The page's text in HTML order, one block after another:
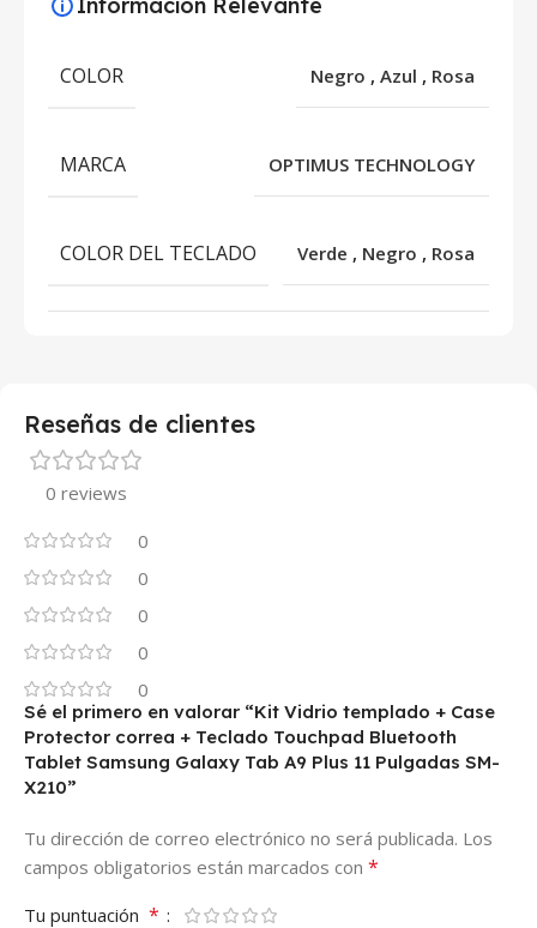
COLOR Negro , Azul , Rosa
MARCA OPTIMUS TECHNOLOGY
COLOR DEL TECLADO Verde , Negro , Rosa
Reseñas de clientes
0 reviews
0
0
0
0
0
Sé el primero en valorar “Kit Vidrio templado + Case
Protector correa + Teclado Touchpad Bluetooth
Tablet Samsung Galaxy Tab A9 Plus 11 Pulgadas SM-
X210”
Tu dirección de correo electrónico no será publicada. Los
campos obligatorios están marcados con *
Tu puntuación *